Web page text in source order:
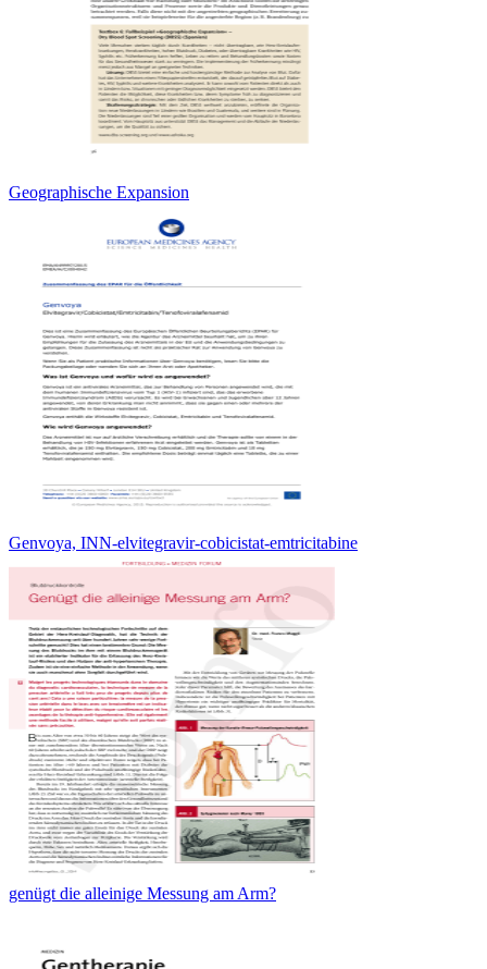
Geographische Expansion
Genvoya, INN-elvitegravir-cobicistat-emtricitabine
genügt die alleinige Messung am Arm?